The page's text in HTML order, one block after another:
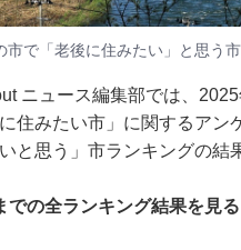
市で「老後に住みたい」と思う
ニュース編集部では、
に住みたい市」に関するア
と思う」市ランキングの結
での全ランキング結果を見る